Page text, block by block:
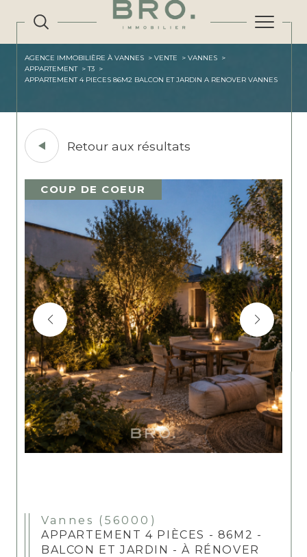
AGENCE IMMOBILIÈRE À VANNES VENTE
VANNES
APPARTEMENT
T3
APPARTEMENT 4 PIECES 86M2 BALCON ET JARDIN A RENOVER VANNES
Retour aux résultats
COUP DE COEUR
Vannes (56000)
APPARTEMENT 4 PIÈCES - 86M2 -
BALCON ET JARDIN - À RÉNOVER